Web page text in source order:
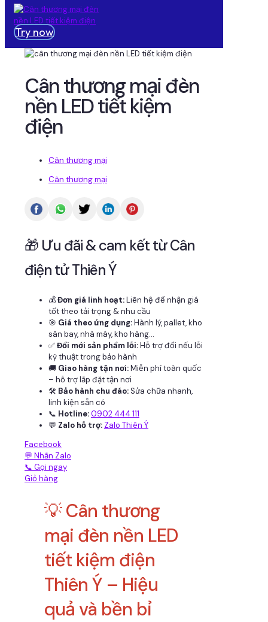
Try now
Cân thương mại đèn
nền LED tiết kiệm
điện
Cân thương mại
Cân thương mại
🎁 Ưu đãi & cam kết từ Cân
điện tử Thiên Ý
💰Đơn giá linh hoạt:Liên hệ để nhận giá
tốt theo tải trọng & nhu cầu
🎯 Giá theo ứng dụng:Hành lý, pallet, kho
sân bay, nhà máy, kho hàng...
✅Đổi mới sản phẩm lỗi:Hỗ trợ đổi nếu lỗi
kỹ thuật trong bảo hành
🚚 Giao hàng tận nơi:Miễn phí toàn quốc
– hỗ trợ lắp đặt tận nơi
🛠 Bảo hành chu đáo:Sửa chữa nhanh,
linh kiện sẵn có
📞 Hotline:0902 444 111
💬 Zalo hỗ trợ: Zalo Thiên Ý
Facebook
💬 Nhắn Zalo
📞 Gọi ngay
Giỏ hàng
💡 Cân thương
mại đèn nền LED
tiết kiệm điện
Thiên Ý – Hiệu
quả và bền bỉ